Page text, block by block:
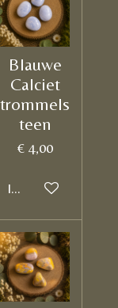
Blauwe
Calciet
trommels
teen
€ 4,00
In winkelwagen